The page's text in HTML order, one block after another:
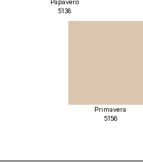
5138
Primavera
5156